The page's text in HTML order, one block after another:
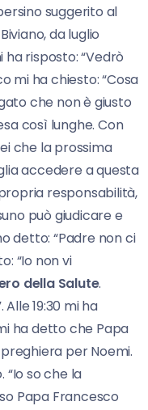
suggerito al
da luglio
risposto: “Vedrò
mi ha chiesto: “Cosa
che non è giusto
così lunghe. Con
che la prossima
accedere a questa
responsabilità,
può giudicare e
detto: “Padre non ci
“Io non vi
della Salute.
19:30 mi ha
ha detto che Papa
per Noemi.
“Io so che la
Papa Francesco